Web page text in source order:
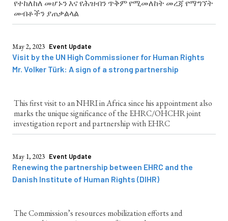
የተከለከለ መሆኑን እና የሕዝብን ጥቅም የሚመለከት መረጃ የማግኘት
መብቶችን ያጠቃልላል
May 2, 2023 Event Update
Visit by the UN High Commissioner for Human Rights
Mr. Volker Türk: A sign of a strong partnership
This first visit to an NHRI in Africa since his appointment also
marks the unique significance of the EHRC/OHCHR joint
investigation report and partnership with EHRC
May 1, 2023 Event Update
Renewing the partnership between EHRC and the
Danish Institute of Human Rights (DIHR)
The Commission’s resources mobilization efforts and